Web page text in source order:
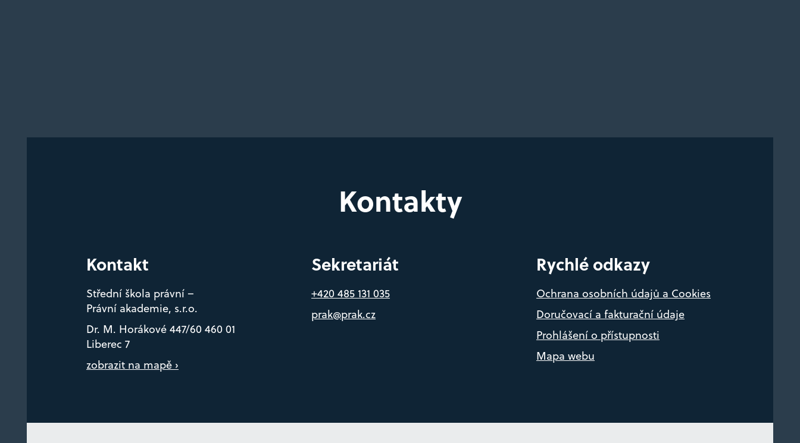
Kontakty
Kontakt
Střední škola právní –
Právní akademie, s.r.o.
Dr. M. Horákové 447/60 460 01
Liberec 7
zobrazit na mapě ›
Sekretariát
+420 485 131 035
prak@prak.cz
Rychlé odkazy
Ochrana osobních údajů a Cookies
Doručovací a fakturační údaje
Prohlášení o přístupnosti
Mapa webu